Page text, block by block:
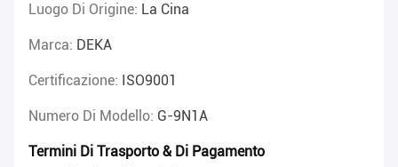
Luogo Di Origine: La Cina
Marca: DEKA
Certificazione: ISO9001
Numero Di Modello: G-9N1A
Termini Di Trasporto & Di Pagamento